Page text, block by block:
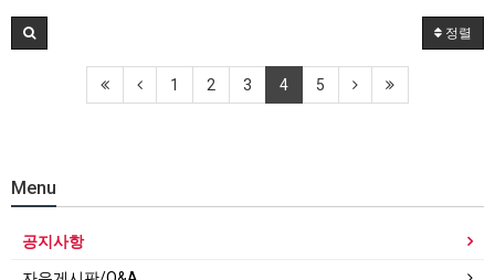
정렬
1 2 3 4 5
Menu
공지사항